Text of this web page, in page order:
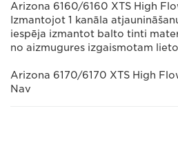
Arizona 6160/6160 XTS High
Izmantojot 1 kanāla
iespēja izmantot balto tinti
no aizmugures izgaismotam
Arizona 6170/6170 XTS High
Nav